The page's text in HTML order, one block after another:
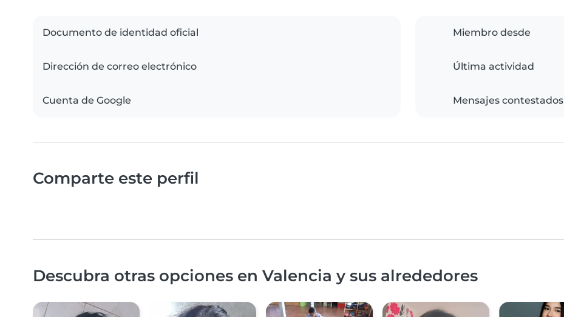
Documento de identidad oficial
Dirección de correo electrónico
Cuenta de Google
Miembro desde
Última actividad
Mensajes contestados
Comparte este perfil
Descubra otras opciones en Valencia y sus alrededores